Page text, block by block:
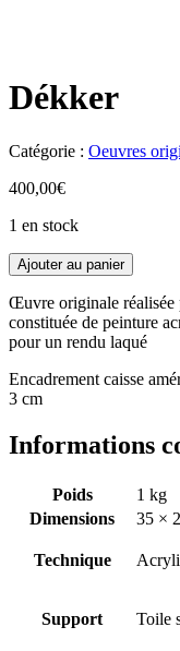
Dékker
Catégorie : Oeuvres
400,00€
1 en stock
Ajouter au panier
Œuvre originale réalisée
constituée de peinture
pour un rendu laqué
Encadrement caisse
3 cm
Informations
Poids
1 kg
Dimensions
35 ×
Technique
Support Toile